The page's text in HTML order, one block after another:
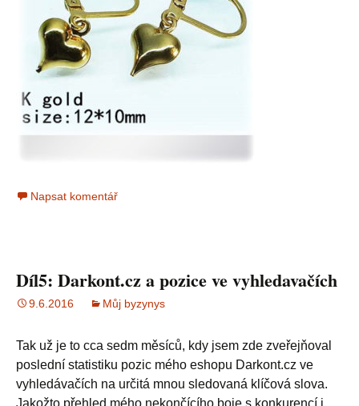
Napsat komentář
Díl5: Darkont.cz a pozice ve vyhledavačích
9.6.2016 Můj byzynys
Tak už je to cca sedm měsíců, kdy jsem zde zveřejňoval
poslední statistiku pozic mého eshopu Darkont.cz ve
vyhledávačích na určitá mnou sledovaná klíčová slova.